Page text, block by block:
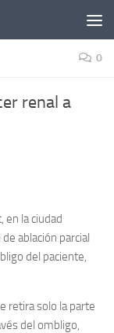
0
renal a
en la ciudad
ablación parcial
del paciente,
retira solo la parte
del ombligo,